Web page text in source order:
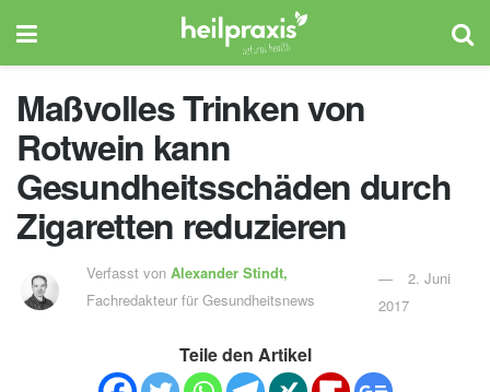
Maßvolles Trinken von
Rotwein kann
Gesundheitsschäden durch
Zigaretten reduzieren
Verfasst von Alexander Stindt,
Fachredakteur für Gesundheitsnews
2. Juni
2017
Teile den Artikel